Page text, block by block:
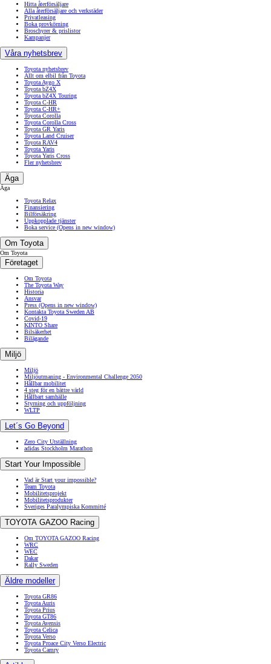
Hitta återförsäljare
Alla återförsäljare och verkstäder
Privatleasing
Boka provkörning
Broschyrer & prislistor
Kampanjer
Våra nyhetsbrev
Toyota nyhetsbrev
Allt om elbil från Toyota
Toyota Aygo X
Toyota bZ4X
Toyota bZ4X Touring
Toyota C-HR
Toyota C-HR+
Toyota Corolla
Toyota Corolla Cross
Toyota GR Yaris
Toyota Land Cruiser
Toyota RAV4
Toyota Yaris
Toyota Yaris Cross
Fler nyhetsbrev
Äga
Äga
Toyota Relax
Finansiering
Bilförsäkring
Uppkopplade tjänster
Boka service (Opens in new window)
Om Toyota
Om Toyota
Företaget
Om Toyota
The Toyota Way
Historia
Ansvar
Press (Opens in new window)
Kontakta Toyota Sweden AB
Covid-19
KINTO Share
Bilsäkerhet
Bilägande
Miljö
Miljö
Miljöutmaning - Environmental Challenge 2050
Hållbar mobilitet
4 steg för en bättre värld
Hållbart samhälle
Styrning och uppföljning
WLTP
Let´s Go Beyond
Zero City Utställning
adidas Stockholm Marathon
Start Your Impossible
Vad är Start your impossible?
Team Toyota
Mobilitetsprojekt
Mobilitetsprodukter
Sveriges Paralympiska Kommitté
TOYOTA GAZOO Racing
Om TOYOTA GAZOO Racing
WRC
WEC
Dakar
Rally Sweden
Äldre modeller
Toyota GR86
Toyota Auris
Toyota Prius
Toyota GT86
Toyota Avensis
Toyota Celica
Toyota Verso
Toyota Proace City Verso Electric
Toyota Camry